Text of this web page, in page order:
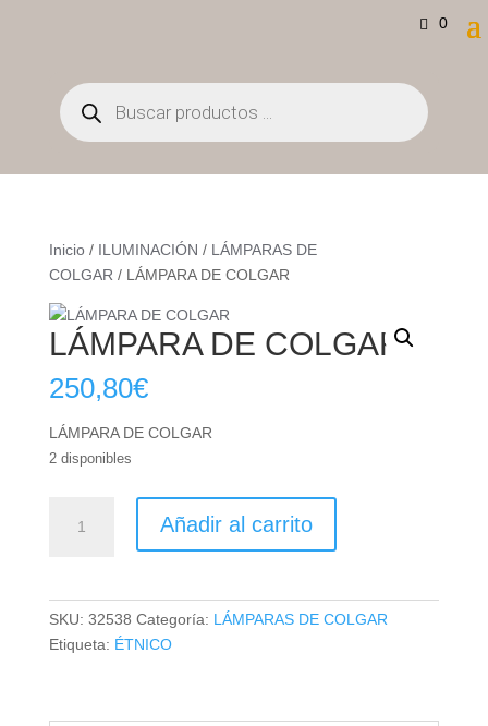
0
Búsqueda
de
productos
Inicio/ ILUMINACIÓN / LÁMPARAS DE
COLGAR / LÁMPARA DE COLGAR
LÁMPARA DE COLGAR
250,80€
LÁMPARA DE COLGAR
2 disponibles
Añadir al carrito
SKU: 32538 Categoría: LÁMPARAS DE COLGAR
Etiqueta: ÉTNICO